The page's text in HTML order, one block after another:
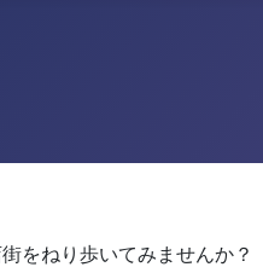
をねり歩いてみませんか？